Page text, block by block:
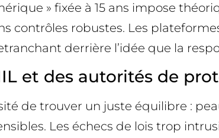
» fixée à 15 ans impose
contrôles robustes. Les
derrière l’idée que la
et des autorités de
de trouver un juste équilibre :
Les échecs de lois trop